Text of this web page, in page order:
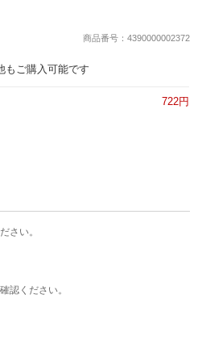
推し楽商品番号：4390000002372
もご購入可能です
722円
さい。
認ください。